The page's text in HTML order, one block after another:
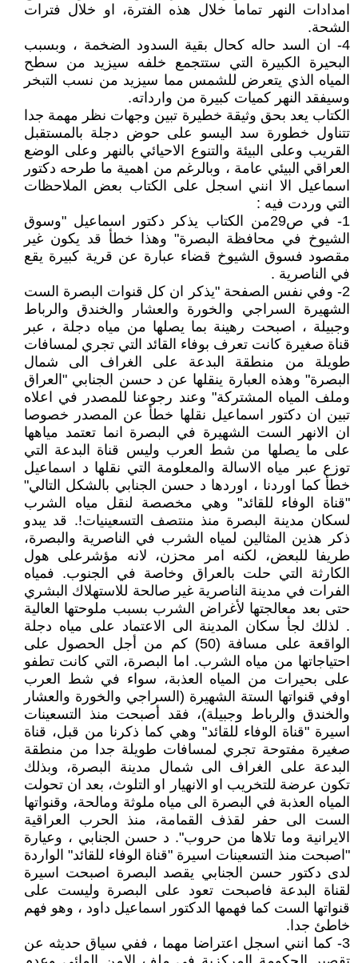
امدادات النهر تماما خلال هذه الفترة، او خلال فترات
الشحة.
4- ان السد حاله كحال بقية السدود الضخمة ، وبسبب
البحيرة الكبيرة التي ستتجمع خلفه سيزيد من سطح
المياه الذي يتعرض للشمس مما سيزيد من نسب التبخر
وسيفقد النهر كميات كبيرة من وارداته.
الكتاب يعد بحق وثيقة خطيرة تبين وجهات نظر مهمة جدا
تتناول خطورة سد اليسو على حوض دجلة بالمستقبل
القريب وعلى البيئة والتنوع الاحيائي بالنهر وعلى الوضع
العراقي البيئي عامة ، وبالرغم من اهمية ما طرحه دكتور
اسماعيل الا انني اسجل على الكتاب بعض الملاحظات
التي وردت فيه :
1- في ص29من الكتاب يذكر دكتور اسماعيل "وسوق
الشيوخ في محافظة البصرة" وهذا خطأ قد يكون غير
مقصود فسوق الشيوخ قضاء عبارة عن قرية كبيرة يقع
في الناصرية .
2- وفي نفس الصفحة "يذكر ان كل قنوات البصرة الست
الشهيرة السراجي والخورة والعشار والخندق والرباط
وجبيلة ، اصبحت رهينة بما يصلها من مياه دجلة ، عبر
قناة صغيرة كانت تعرف بوفاء القائد التي تجري لمسافات
طويلة من منطقة البدعة على الغراف الى شمال
البصرة" وهذه العبارة ينقلها عن د حسن الجنابي "العراق
وملف المياه المشتركة" وعند رجوعنا للمصدر في اعلاه
تبين ان دكتور اسماعيل نقلها خطأ عن المصدر خصوصا
ان الانهر الست الشهيرة في البصرة انما تعتمد مياهها
على ما يصلها من شط العرب وليس قناة البدعة التي
توزع عبر مياه الاسالة والمعلومة التي نقلها د اسماعيل
خطأ كما اوردنا ، اوردها د حسن الجنابي بالشكل التالي"
"قناة الوفاء للقائد" وهي مخصصة لنقل مياه الشرب
لسكان مدينة البصرة منذ منتصف التسعينيات!. قد يبدو
ذكر هذين المثالين لمياه الشرب في الناصرية والبصرة،
طريفا للبعض، لكنه امر محزن، لانه مؤشرعلى هول
الكارثة التي حلت بالعراق وخاصة في الجنوب. فمياه
الفرات في مدينة الناصرية غير صالحة للاستهلاك البشري
حتى بعد معالجتها لأغراض الشرب بسبب ملوحتها العالية
. لذلك لجأ سكان المدينة الى الاعتماد على مياه دجلة
الواقعة على مسافة (50) كم من أجل الحصول على
احتياجاتها من مياه الشرب. اما البصرة، التي كانت تطفو
على بحيرات من المياه العذبة، سواء في شط العرب
اوفي قنواتها الستة الشهيرة (السراجي والخورة والعشار
والخندق والرباط وجبيلة)، فقد أصبحت منذ التسعينات
اسيرة "قناة الوفاء للقائد" وهي كما ذكرنا من قبل، قناة
صغيرة مفتوحة تجري لمسافات طويلة جدا من منطقة
البدعة على الغراف الى شمال مدينة البصرة، وبذلك
تكون عرضة للتخريب او الانهيار او التلوث، بعد ان تحولت
المياه العذبة في البصرة الى مياه ملوثة ومالحة، وقنواتها
الست الى حفر لقذف القمامة، منذ الحرب العراقية
الايرانية وما تلاها من حروب". د حسن الجنابي ، وعيارة
"اصبحت منذ التسعينات اسيرة "قناة الوفاء للقائد" الواردة
لدى دكتور حسن الجنابي يقصد البصرة اصبحت اسيرة
لقناة البدعة فاصبحت تعود على البصرة وليست على
قنواتها الست كما فهمها الدكتور اسماعيل داود ، وهو فهم
خاطئ جدا.
3- كما انني اسجل اعتراضا مهما ، ففي سياق حديثه عن